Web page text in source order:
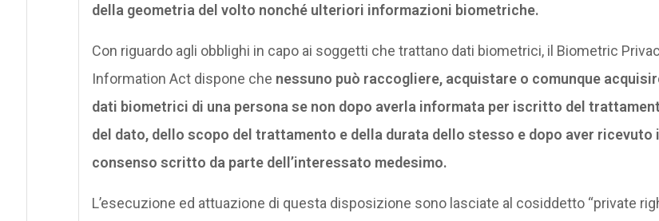
della geometria del volto nonché ulteriori informazioni biometriche.
Con riguardo agli obblighi in capo ai soggetti che trattano dati biometrici, il Biometric
Information Act dispone che nessuno può raccogliere, acquistare o comunque
dati biometrici di una persona se non dopo averla informata per iscritto del
del dato, dello scopo del trattamento e della durata dello stesso e dopo aver ricevuto
consenso scritto da parte dell’interessato medesimo.
L’esecuzione ed attuazione di questa disposizione sono lasciate al cosiddetto “private